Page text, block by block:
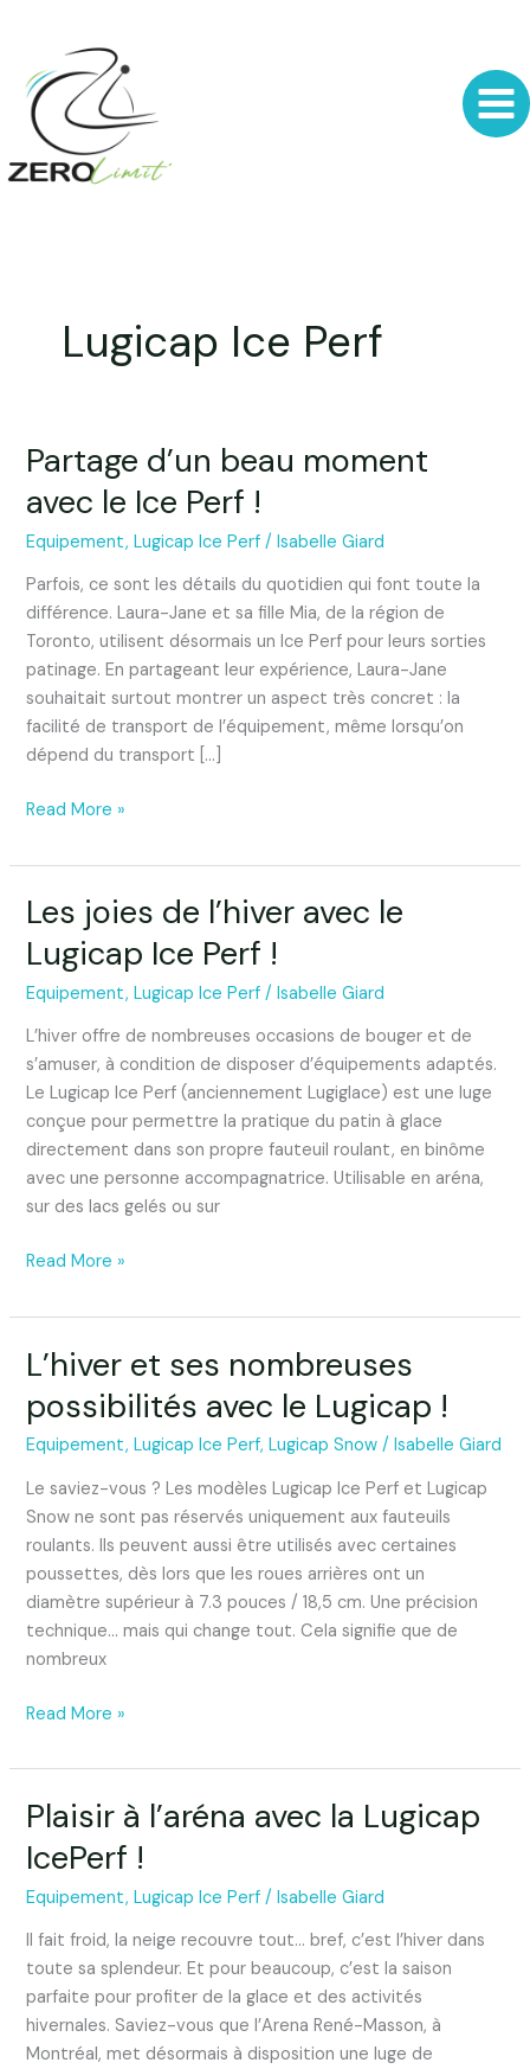
contenu
Lugicap Ice Perf
Partage d’un beau moment
avec le Ice Perf !
Equipement,Lugicap Ice Perf /Isabelle Giard
Parfois, ce sont les détails du quotidien qui font toute la
différence. Laura-Jane et sa fille Mia, de la région de
Toronto, utilisent désormais un Ice Perf pour leurs sorties
patinage. En partageant leur expérience, Laura-Jane
souhaitait surtout montrer un aspect très concret : la
facilité de transport de l’équipement, même lorsqu’on
dépend du transport […]
Partage
beau
moment
le
Ice
Perf
!
Read More »
Les joies de l’hiver avec le
Lugicap Ice Perf !
Equipement,Lugicap Ice Perf /Isabelle Giard
L’hiver offre de nombreuses occasions de bouger et de
s’amuser, à condition de disposer d’équipements adaptés.
Le Lugicap Ice Perf (anciennement Lugiglace) est une luge
conçue pour permettre la pratique du patin à glace
directement dans son propre fauteuil roulant, en binôme
avec une personne accompagnatrice. Utilisable en aréna,
sur des lacs gelés ou sur
Les
de
l’hiver
le
Lugicap
Ice
Perf
!
Read More »
L’hiver et ses nombreuses
possibilités avec le Lugicap !
Equipement,Lugicap Ice Perf,Lugicap Snow /Isabelle Giard
Le saviez-vous ? Les modèles Lugicap Ice Perf et Lugicap
Snow ne sont pas réservés uniquement aux fauteuils
roulants. Ils peuvent aussi être utilisés avec certaines
poussettes, dès lors que les roues arrières ont un
diamètre supérieur à 7.3 pouces / 18,5 cm. Une précision
technique… mais qui change tout. Cela signifie que de
nombreux
L’hiver
ses
nombreuses
avec
le
Lugicap
!
Read More »
Plaisir à l’aréna avec la Lugicap
IcePerf !
Equipement,Lugicap Ice Perf /Isabelle Giard
Il fait froid, la neige recouvre tout… bref, c’est l’hiver dans
toute sa splendeur. Et pour beaucoup, c’est la saison
parfaite pour profiter de la glace et des activités
hivernales. Saviez-vous que l’Arena René-Masson, à
Montréal, met désormais à disposition une luge de
Plaisir
l’aréna
avec
Lugicap
IcePerf
!